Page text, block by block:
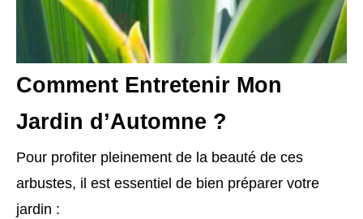
Comment Entretenir Mon
Jardin d’Automne ?
Pour profiter pleinement de la beauté de ces
arbustes, il est essentiel de bien préparer votre
jardin :